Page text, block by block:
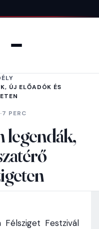
ÚJ ELŐADÓK ÉS
·7 PERC
legendák,
Festzivál